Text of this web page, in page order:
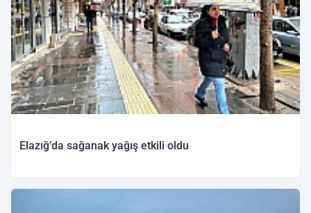
Elazığ’da sağanak yağış etkili oldu